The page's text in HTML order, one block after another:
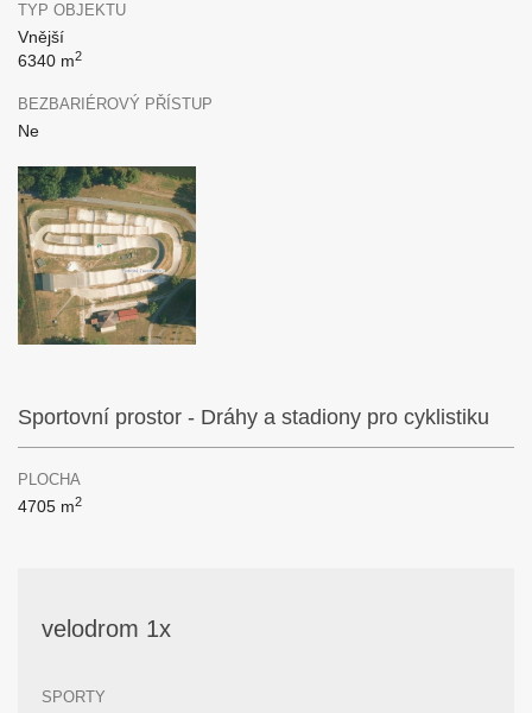
TYP OBJEKTU
Vnější
6340 m2
BEZBARIÉROVÝ PŘÍSTUP
Ne
Sportovní prostor - Dráhy a stadiony pro cyklistiku
PLOCHA
4705 m2
velodrom 1x
SPORTY